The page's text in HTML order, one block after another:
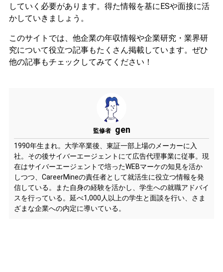
していく必要があります。 得た情報を基にESや面接に活
かしていきましょう。
このサイトでは、他企業の年収情報や企業研究・業界研
究について役立つ記事もたくさん掲載しています。ぜひ
他の記事もチェックしてみてください！
監修者 gen
1990年生まれ。大学卒業後、東証一部上場のメーカーに入
社。その後サイバーエージェントにて広告代理事業に従事。現
在はサイバーエージェントで培ったWEBマーケの知見を活か
しつつ、CareerMineの責任者として就活生に役立つ情報を発
信している。また自身の経験を活かし、学生への就職アドバイ
スを行っている。延べ1,000人以上の学生と面談を行い、さま
ざまな企業への内定に導いている。